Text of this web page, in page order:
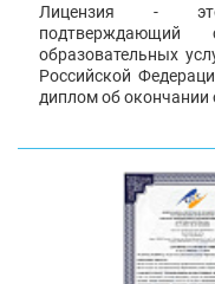
Лицензия -
подтверждающий
образовательных
Российской
диплом об окончании